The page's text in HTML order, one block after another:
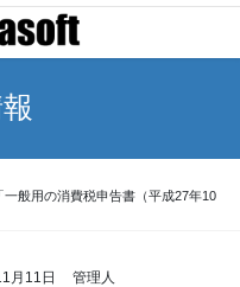
一般用の消費税申告書（平成27年10
月11日 管理人